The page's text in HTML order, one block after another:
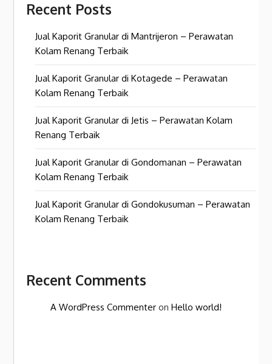
Recent Posts
Jual Kaporit Granular di Mantrijeron – Perawatan
Kolam Renang Terbaik
Jual Kaporit Granular di Kotagede – Perawatan
Kolam Renang Terbaik
Jual Kaporit Granular di Jetis – Perawatan Kolam
Renang Terbaik
Jual Kaporit Granular di Gondomanan – Perawatan
Kolam Renang Terbaik
Jual Kaporit Granular di Gondokusuman – Perawatan
Kolam Renang Terbaik
Recent Comments
A WordPress Commenter onHello world!